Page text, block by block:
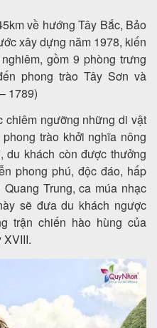
về hướng Tây Bắc, Bảo
xây dựng năm 1978, kiến
gồm 9 phòng trưng
phong trào Tây Sơn và
1789)
ngưỡng những di vật
trào khởi nghĩa nông
du khách còn được thưởng
phong phú, độc đáo, hấp
Trung, ca múa nhạc
sẽ đưa du khách ngược
trận chiến hào hùng của
XVIII.